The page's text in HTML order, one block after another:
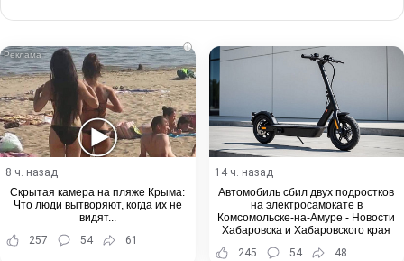
i
8 ч. назад
Скрытая камера на пляже Крыма:
Что люди вытворяют, когда их не
видят...
257
54 61
14 ч. назад
Автомобиль сбил двух подростков
на электросамокате в
Комсомольске-на-Амуре - Новости
Хабаровска и Хабаровского края
245
54 48